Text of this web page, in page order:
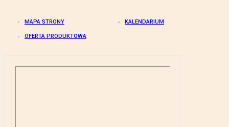
MAPA STRONY KALENDARIUM
OFERTA PRODUKTOWA